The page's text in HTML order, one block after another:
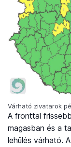
Várható zivatarok
A fronttal
magasban és a
lehűlés várható.